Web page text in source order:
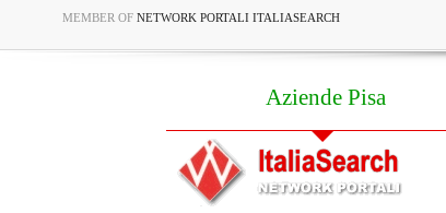
MEMBER OF NETWORK PORTALI ITALIASEARCH
Aziende Pisa